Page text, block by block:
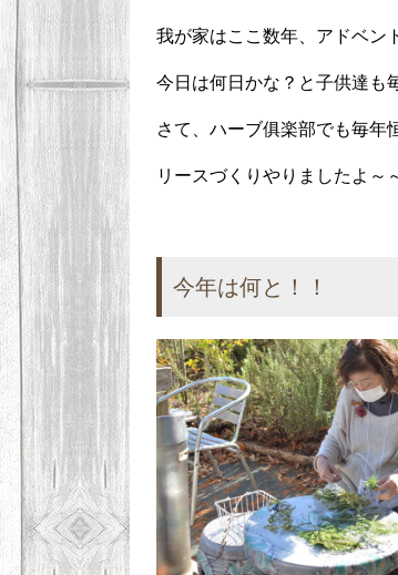
我が家はここ数年、アドベン
今日は何日かな？と子供達も
さて、ハーブ俱楽部でも毎年
リースづくりやりましたよ～
今年は何と！！